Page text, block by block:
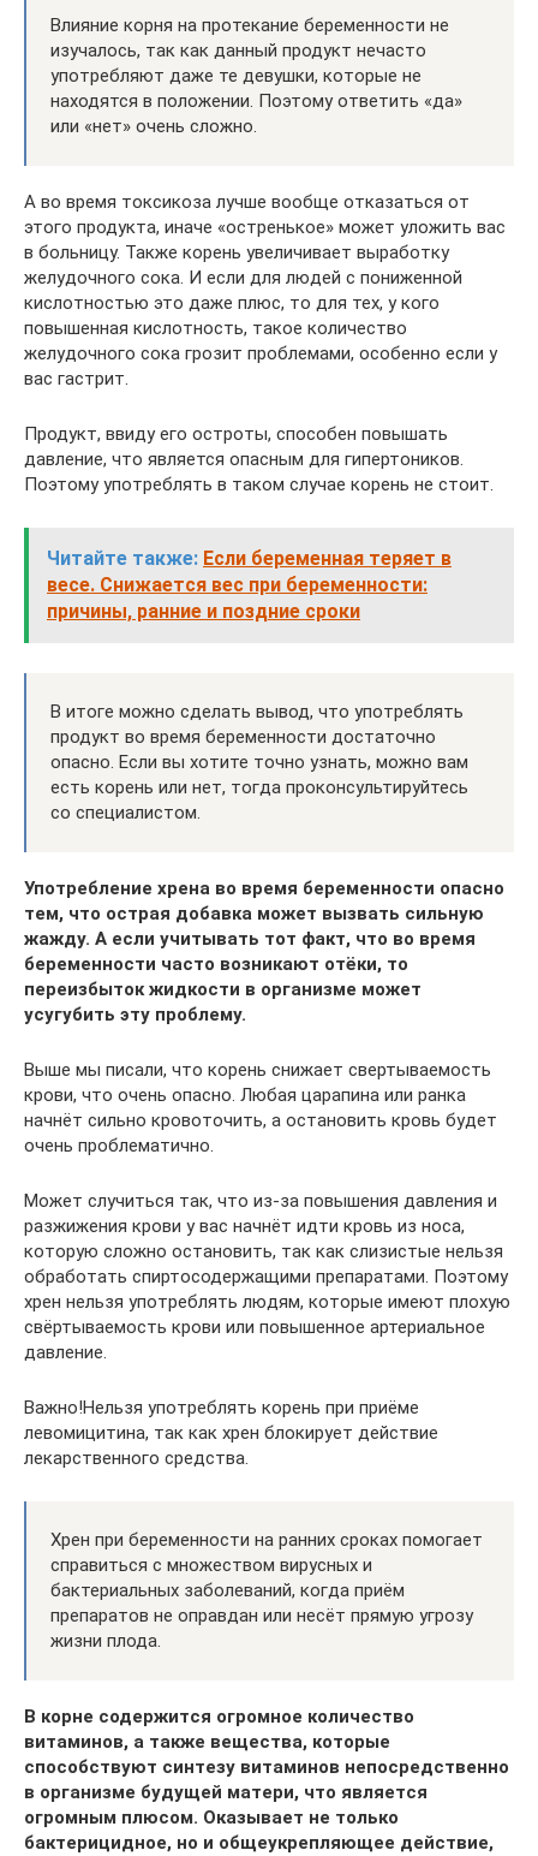
Влияние корня на протекание беременности не
изучалось, так как данный продукт нечасто
употребляют даже те девушки, которые не
находятся в положении. Поэтому ответить «да»
или «нет» очень сложно.
А во время токсикоза лучше вообще отказаться от
этого продукта, иначе «остренькое» может уложить вас
в больницу. Также корень увеличивает выработку
желудочного сока. И если для людей с пониженной
кислотностью это даже плюс, то для тех, у кого
повышенная кислотность, такое количество
желудочного сока грозит проблемами, особенно если у
вас гастрит.
Продукт, ввиду его остроты, способен повышать
давление, что является опасным для гипертоников.
Поэтому употреблять в таком случае корень не стоит.
Читайте также: Если беременная теряет в
весе. Снижается вес при беременности:
причины, ранние и поздние сроки
В итоге можно сделать вывод, что употреблять
продукт во время беременности достаточно
опасно. Если вы хотите точно узнать, можно вам
есть корень или нет, тогда проконсультируйтесь
со специалистом.
Употребление хрена во время беременности опасно
тем, что острая добавка может вызвать сильную
жажду. А если учитывать тот факт, что во время
беременности часто возникают отёки, то
переизбыток жидкости в организме может
усугубить эту проблему.
Выше мы писали, что корень снижает свертываемость
крови, что очень опасно. Любая царапина или ранка
начнёт сильно кровоточить, а остановить кровь будет
очень проблематично.
Может случиться так, что из-за повышения давления и
разжижения крови у вас начнёт идти кровь из носа,
которую сложно остановить, так как слизистые нельзя
обработать спиртосодержащими препаратами. Поэтому
хрен нельзя употреблять людям, которые имеют плохую
свёртываемость крови или повышенное артериальное
давление.
Важно!Нельзя употреблять корень при приёме
левомицитина, так как хрен блокирует действие
лекарственного средства.
Хрен при беременности на ранних сроках помогает
справиться с множеством вирусных и
бактериальных заболеваний, когда приём
препаратов не оправдан или несёт прямую угрозу
жизни плода.
В корне содержится огромное количество
витаминов, а также вещества, которые
способствуют синтезу витаминов непосредственно
в организме будущей матери, что является
огромным плюсом. Оказывает не только
бактерицидное, но и общеукрепляющее действие,